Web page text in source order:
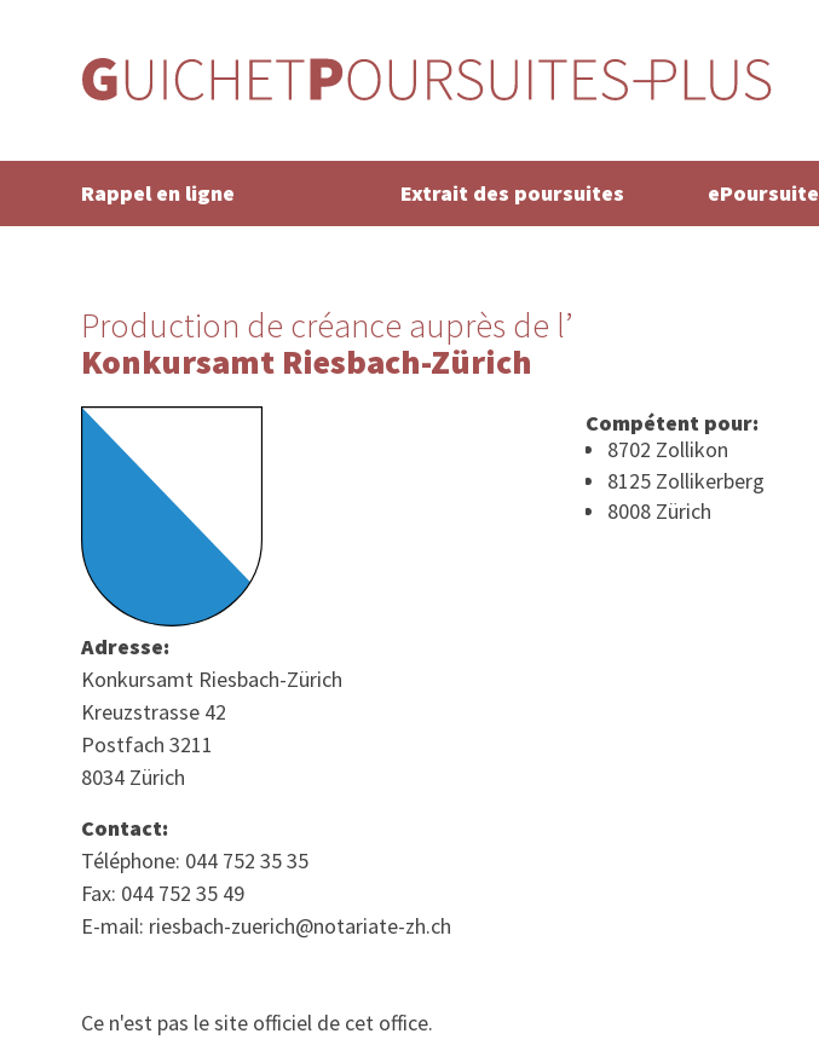
Rappel en ligne Extrait des poursuites ePoursuite
Production de créance auprès de l’
Konkursamt Riesbach-Zürich
Adresse:
Konkursamt Riesbach-Zürich
Kreuzstrasse 42
Postfach 3211
8034 Zürich
Contact:
Téléphone: 044 752 35 35
Fax: 044 752 35 49
E-mail: riesbach-zuerich@notariate-zh.ch
Compétent pour:
8702 Zollikon
8125 Zollikerberg
8008 Zürich
Ce n'est pas le site officiel de cet office.